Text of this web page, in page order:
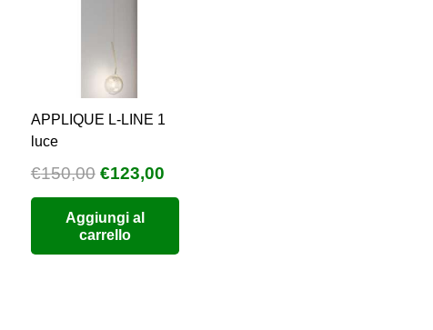
APPLIQUE L-LINE 1
luce
€150,00 Il
prezzo
originale
era:
€123,00Il
prezzo
Aggiungi al
carrello